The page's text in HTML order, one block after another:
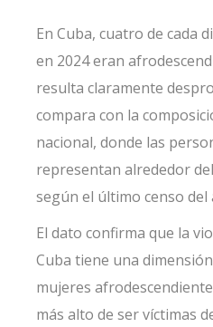
En Cuba, cuatro de cada
en 2024 eran
resulta claramente
compara con la
nacional, donde las
representan alrededor
según el último censo del
El dato confirma que la
Cuba tiene una
mujeres
más alto de ser víctimas